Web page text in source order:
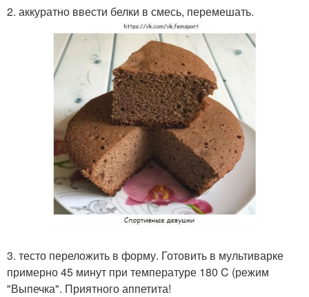
2. аккуратно ввести белки в смесь, перемешать.
3. тесто переложить в форму. Готовить в мультиварке
примерно 45 минут при температуре 180 C (режим
"Выпечка". Приятного аппетита!